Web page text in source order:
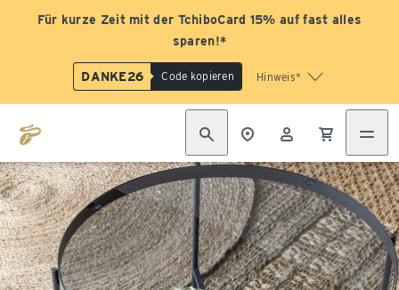
Für kurze Zeit mit der TchiboCard 15% auf fast alles
sparen!*
DANKE26 Code kopieren Hinweis*